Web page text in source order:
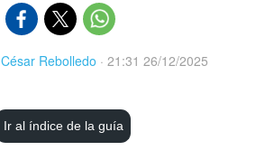
César Rebolledo · 21:31 26/12/2025
Ir al índice de la guía